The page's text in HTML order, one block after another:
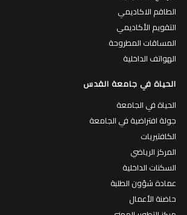
الطاقم الاكاديمي
التقويم الأكاديمي
المساقات المطروحة
الهواتف الداخلية
الحياة في جامعة القدس
الحياة في الجامعة
جولة افتراضية في الجامعة
الكافتيريات
المركز الرياضي
السكنات الداخلية
عمادة شؤون الطلبة
حاضنة الأعمال